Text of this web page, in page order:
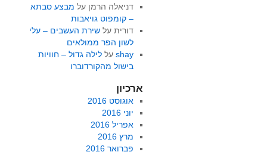
דניאלה הרמן על מבצע סבתא
– קומפוט גויאבות
דוריתעל שירת העשבים – עלי
לשון הפר ממולאים
shayעל לילה גדול – חוויות
בישול מהקורדוברו
ארכיון
אוגוסט 2016
יוני 2016
אפריל 2016
מרץ 2016
פברואר 2016